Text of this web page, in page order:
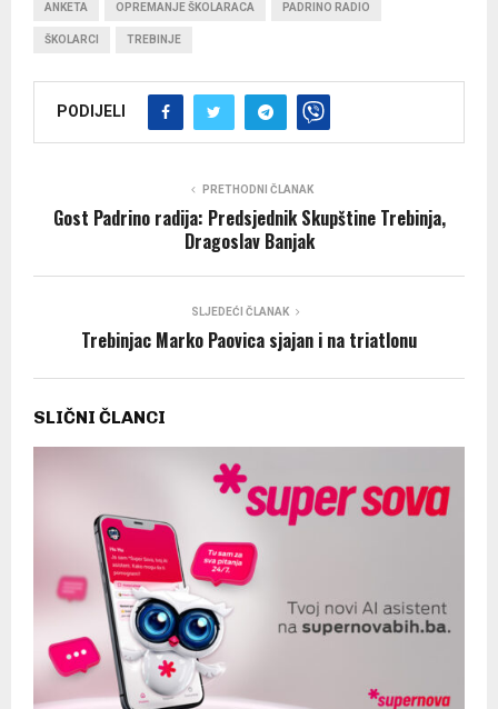
ANKETA OPREMANJE ŠKOLARACA PADRINO RADIO
ŠKOLARCI TREBINJE
PODIJELI
PRETHODNI ČLANAK
Gost Padrino radija: Predsjednik Skupštine Trebinja,
Dragoslav Banjak
SLJEDEĆI ČLANAK
Trebinjac Marko Paovica sjajan i na triatlonu
SLIČNI ČLANCI